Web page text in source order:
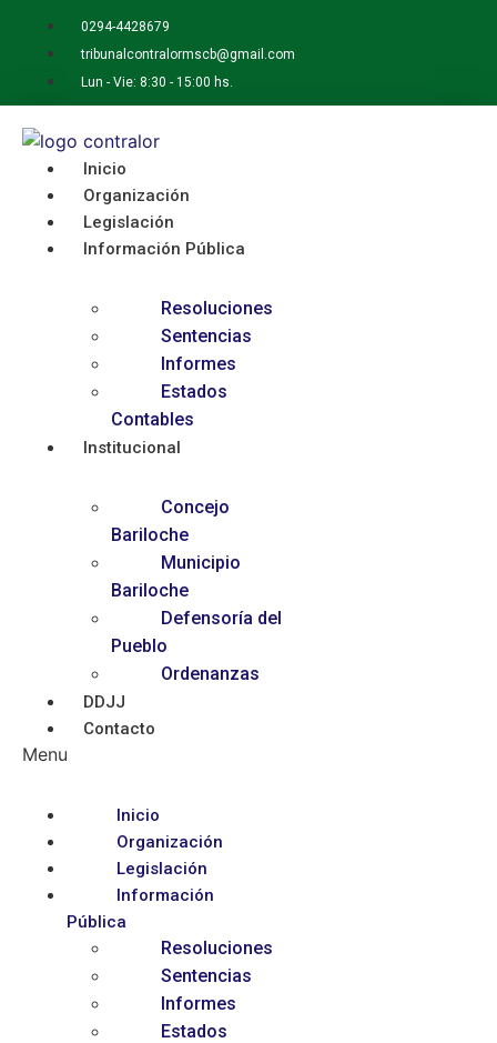
contenido
0294-4428679
tribunalcontralormscb@gmail.com
Lun - Vie: 8:30 - 15:00 hs.
Inicio
Organización
Legislación
Información Pública
Resoluciones
Sentencias
Informes
Estados
Contables
Institucional
Concejo
Bariloche
Municipio
Bariloche
Defensoría del
Pueblo
Ordenanzas
DDJJ
Contacto
Menu
Inicio
Organización
Legislación
Información
Pública
Resoluciones
Sentencias
Informes
Estados